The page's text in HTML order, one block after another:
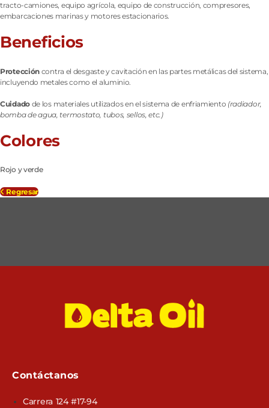
tracto-camiones, equipo agrícola, equipo de construcción, compresores,
embarcaciones marinas y motores estacionarios.
Beneficios
Protección contra el desgaste y cavitación en las partes metálicas del sistema,
incluyendo metales como el aluminio.
Cuidado de los materiales utilizados en el sistema de enfriamiento (radiador,
bomba de agua, termostato, tubos, sellos, etc.)
Colores
Rojo y verde
Regresar
Contáctanos
Carrera 124 #17-94